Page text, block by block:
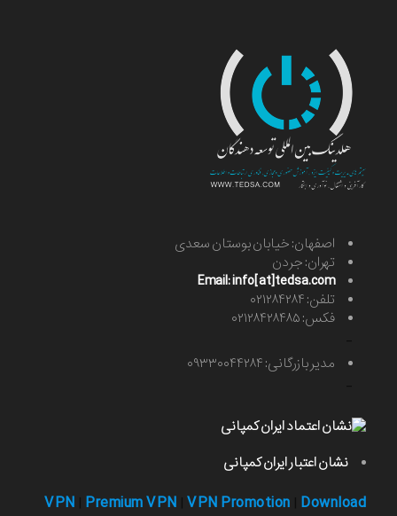
اصفهان: خیابان بوستان سعدی
تهران: جردن
Email: info[at]tedsa.com
تلفن: ۰۲۱۲۸۴۲۸۴
فکس: ۰۲۱۲۸۴۲۸۴۸۵
مدیر بازرگانی: ۰۹۳۳۰۰۴۴۲۸۴
نشان اعتبار ایران کمپانی
VPN Premium VPN VPN Promotion Download